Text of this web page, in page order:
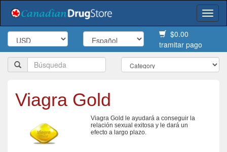
$0.00
tramitar pago
Viagra Gold
Viagra Gold le ayudará a conseguir la
relación sexual exitosa y le dará un
efecto a largo plazo.